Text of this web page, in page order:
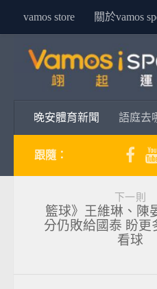
vamos store 關於vamos
晚安體育新聞 語庭去
跟隨：
下一則
籃球》王維琳、陳
分仍敗給國泰 盼更
看球